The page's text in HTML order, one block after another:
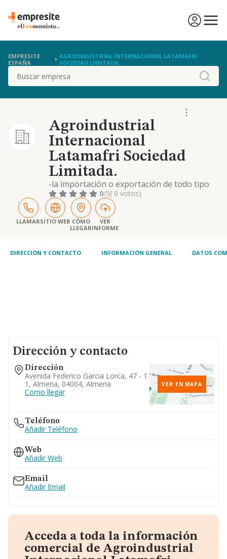
EMPRESITE
ESPAÑA
AGROINDUSTRIAL INTERNACIONAL LATAMAFRI
SOCIEDAD LIMITADA.
Buscar
Agroindustrial
Internacional
Latamafri Sociedad
Limitada.
-la importación o exportación de todo tipo
de bienes o mercancías para su
comercialización al por menor o por mayor.
la prestación de todo tipo de servicios
técnicos y profesionales en materia agrícola,
silvícola y agroindustrial, la siembra, cultivo,
nacional
0/5( 0 votos)
LLAMARSITIO WEB CÓMO
LLEGAR
VER
INFORME
DIRECCIÓN Y CONTACTO INFORMACIÓN GENERAL DATOS
Dirección y contacto
Dirección
Avenida Federico Garcia Lorca, 47 - 1
1, Almeria, 04004, Almeria
Como llegar
VER EN MAPA
Teléfono
Añadir Teléfono
Web
Añadir Web
Email
Añadir Email
Acceda a toda la información
comercial de Agroindustrial